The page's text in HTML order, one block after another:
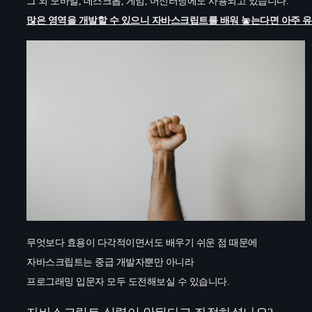
많은 영역을 개발할 수 있으니 자바스크립트를 배워 놓는다면 아주
무엇보다 효용이 다각적이면서도 배우기 쉬운 점 때문에
자바스크립트는 중급 개발자뿐만 아니라
프로그래밍 입문자 모두 도전해보실 수 있습니다.